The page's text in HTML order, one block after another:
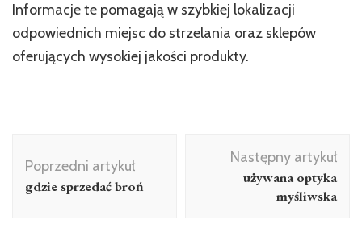
Informacje te pomagają w szybkiej lokalizacji
odpowiednich miejsc do strzelania oraz sklepów
oferujących wysokiej jakości produkty.
wpisu
Poprzedni artykuł
gdzie sprzedać broń
Następny artykuł
używana optyka
myśliwska